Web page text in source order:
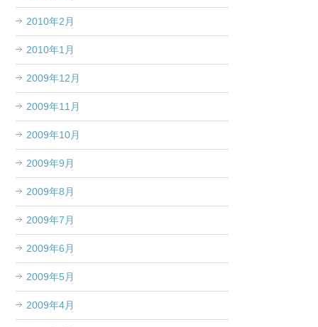
2010年2月
2010年1月
2009年12月
2009年11月
2009年10月
2009年9月
2009年8月
2009年7月
2009年6月
2009年5月
2009年4月